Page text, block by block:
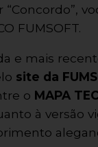
“Concordo”,
FUMSOFT.
e mais
site da
o MAPA
à versão